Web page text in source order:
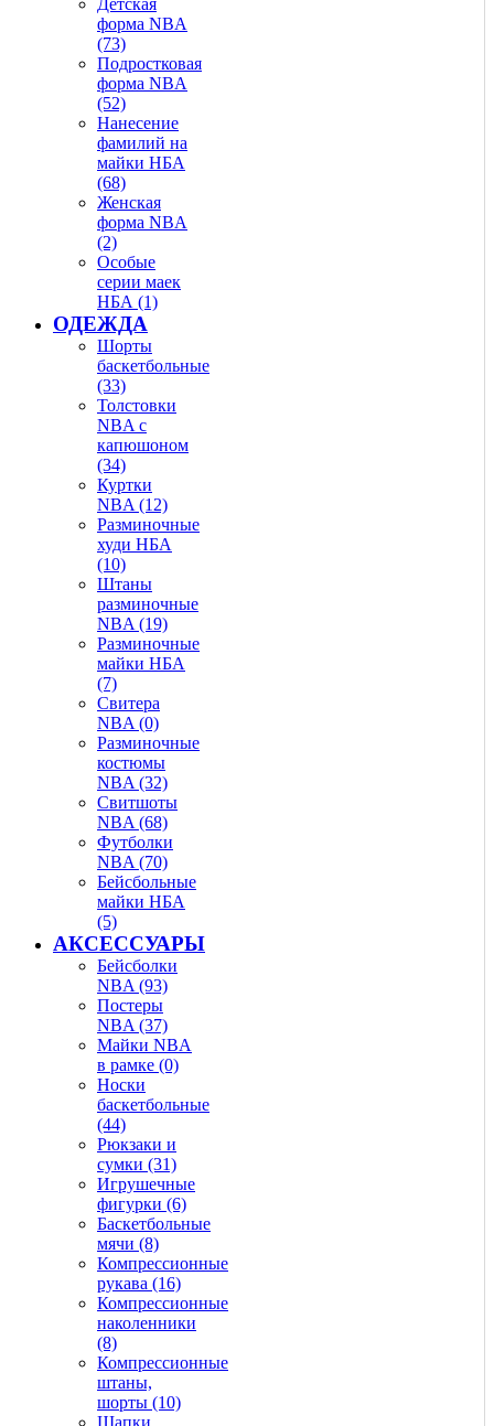
форма NBA
(73)
Подростковая
форма NBA
(52)
Нанесение
фамилий на
майки НБА
(68)
Женская
форма NBA
(2)
Особые
серии маек
НБА (1)
ОДЕЖДА
Шорты
баскетбольные
(33)
Толстовки
NBA с
капюшоном
(34)
Куртки
NBA (12)
Разминочные
худи НБА
(10)
Штаны
разминочные
NBA (19)
Разминочные
майки НБА
(7)
Свитера
NBA (0)
Разминочные
костюмы
NBA (32)
Свитшоты
NBA (68)
Футболки
NBA (70)
Бейсбольные
майки НБА
(5)
АКСЕССУАРЫ
Бейсболки
NBA (93)
Постеры
NBA (37)
Майки NBA
в рамке (0)
Носки
баскетбольные
(44)
Рюкзаки и
сумки (31)
Игрушечные
фигурки (6)
Баскетбольные
мячи (8)
Компрессионные
рукава (16)
Компрессионные
наколенники
(8)
Компрессионные
штаны,
шорты (10)
Шапки